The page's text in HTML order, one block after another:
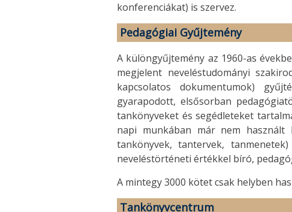
konferenciákat) is szervez.
Pedagógiai Gyűjtemény
A különgyűjtemény az 1960-as
megjelent neveléstudományi
kapcsolatos dokumentumok)
gyarapodott, elsősorban
tankönyveket és segédleteket
napi munkában már nem használt
tankönyvek, tantervek,
neveléstörténeti értékkel bíró,
A mintegy 3000 kötet csak helyben
Tankönyvcentrum